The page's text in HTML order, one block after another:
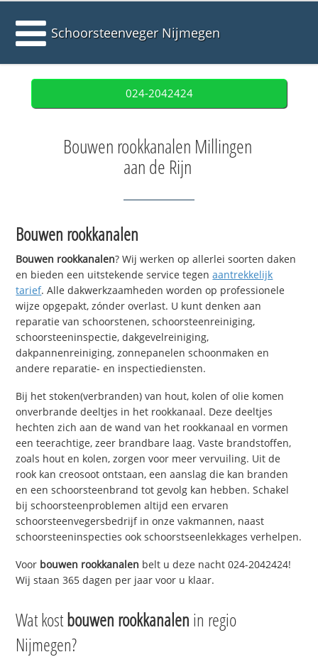
Schoorsteenveger Nijmegen
024-2042424
Bouwen rookkanalen Millingen
aan de Rijn
Bouwen rookkanalen
Bouwen rookkanalen? Wij werken op allerlei soorten daken
en bieden een uitstekende service tegenaantrekkelijk
tarief. Alle dakwerkzaamheden worden op professionele
wijze opgepakt, zónder overlast. U kunt denken aan
reparatie van schoorstenen, schoorsteenreiniging,
schoorsteeninspectie, dakgevelreiniging,
dakpannenreiniging, zonnepanelen schoonmaken en
andere reparatie- en inspectiediensten.
Bij het stoken(verbranden) van hout, kolen of olie komen
onverbrande deeltjes in het rookkanaal. Deze deeltjes
hechten zich aan de wand van het rookkanaal en vormen
een teerachtige, zeer brandbare laag. Vaste brandstoffen,
zoals hout en kolen, zorgen voor meer vervuiling. Uit de
rook kan creosoot ontstaan, een aanslag die kan branden
en een schoorsteenbrand tot gevolg kan hebben. Schakel
bij schoorsteenproblemen altijd een ervaren
schoorsteenvegersbedrijf in onze vakmannen, naast
schoorsteeninspecties ook schoorstseenlekkages verhelpen.
Voor bouwen rookkanalen belt u deze nacht 024-2042424!
Wij staan 365 dagen per jaar voor u klaar.
Wat kostbouwen rookkanalen in regio
Nijmegen?